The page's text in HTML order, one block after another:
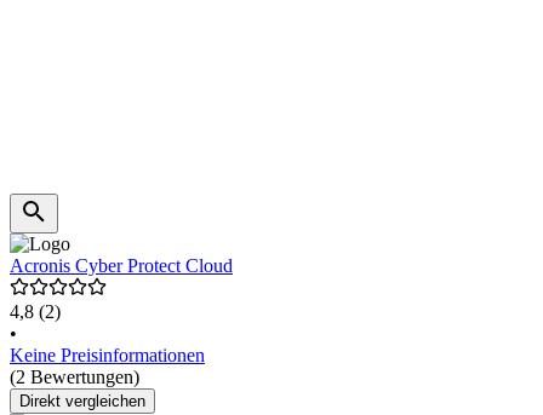
Acronis Cyber Protect Cloud
4,8 (2)
•
Keine Preisinformationen
(2 Bewertungen)
Direkt vergleichen